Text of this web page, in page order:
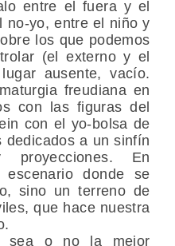
entre el fuera y el
no-yo, entre el niño y
los que podemos
(el externo y el
ausente, vacío.
freudiana en
con las figuras del
con el yo-bolsa de
dedicados a un sinfín
proyecciones. En
donde se
sino un terreno de
que hace nuestra
sea o no la mejor